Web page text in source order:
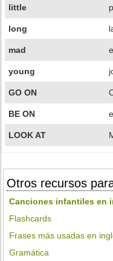
little
long
mad
young
GO ON
BE ON
LOOK AT
Otros recursos
Canciones infantiles en
Flashcards
Frases más usadas en
Gramática